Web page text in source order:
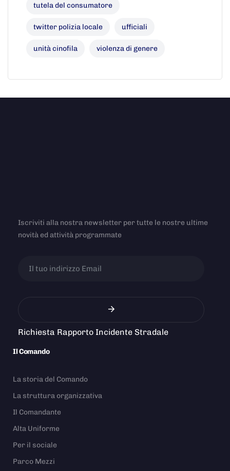
tutela del consumatore
twitter polizia locale ufficiali
unità cinofila violenza di genere
Iscriviti alla nostra newsletter per tutte le nostre ultime
novità ed attività programmate
Richiesta Rapporto Incidente Stradale
Il Comando
La storia del Comando
La struttura organizzativa
Il Comandante
Alta Uniforme
Per il sociale
Parco Mezzi